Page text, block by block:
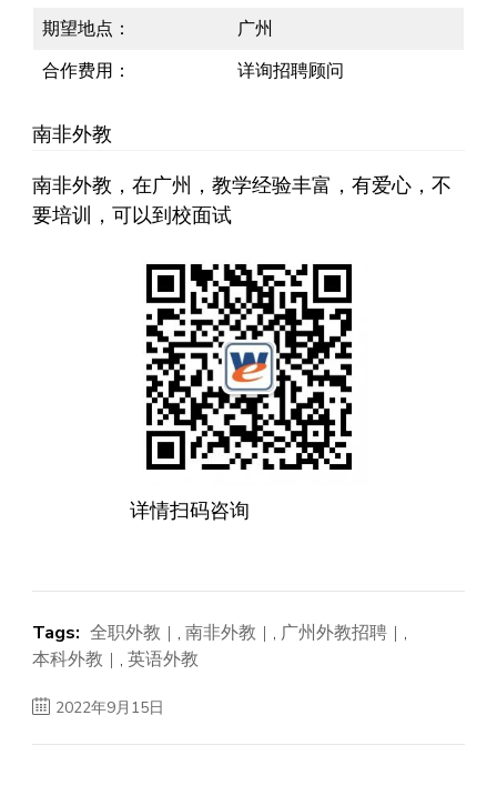
期望地点：
广州
合作费用：
详询招聘顾问
南非外教
南非外教，在广州，教学经验丰富，有爱心，不
要培训，可以到校面试
详情扫码咨询
Tags: 全职外教 , 南非外教 , 广州外教招聘
,
本科外教
, 英语外教
2022年9月15日